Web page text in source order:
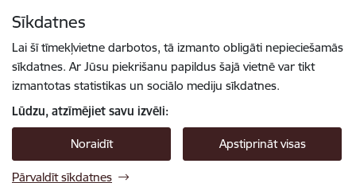
Sīkdatnes
Lai šī tīmekļvietne darbotos, tā izmanto obligāti nepieciešamās
sīkdatnes. Ar Jūsu piekrišanu papildus šajā vietnē var tikt
izmantotas statistikas un sociālo mediju sīkdatnes.
Lūdzu, atzīmējiet savu izvēli:
Noraidīt Apstiprināt visas
Pārvaldīt sīkdatnes